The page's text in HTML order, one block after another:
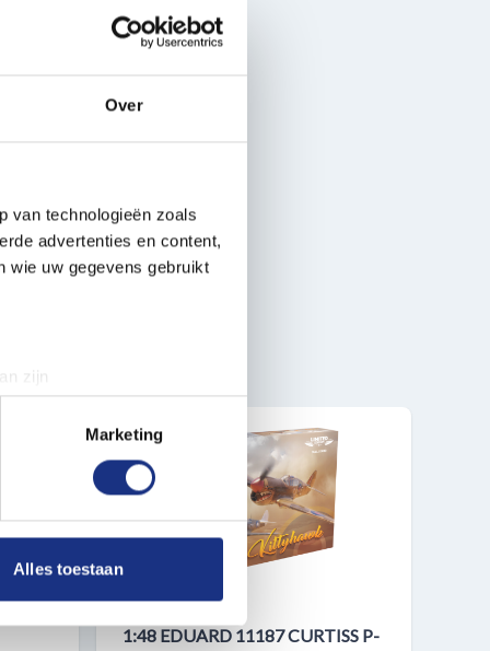
Over
van technologieën zoals
advertenties en content,
wie uw gegevens gebruikt
zijn
detailgedeeltein. U kunt uw
partners voor social
die u aan ze heeft
Marketing
Alles toestaan
1:48 EDUARD 11187 CURTISS P-